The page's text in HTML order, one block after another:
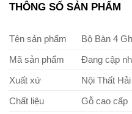
THÔNG SỐ SẢN PHẨM
Tên sản phẩm
Bộ Bàn 4
Mã sản phẩm
Đang cập
Xuất xứ
Nội Thất
Chất liệu
Gỗ cao cấp